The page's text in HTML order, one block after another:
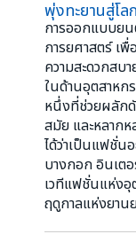
พุ่งทะยานสู่โล
การออกแบบย
การยศาสตร์ เ
ความสะดวกส
ในด้านอุตสาหก
หนึ่งที่ช่วยผลัก
สมัย และหลาก
ได้ว่าเป็นแฟชั่น
บางกอก อินเต
เวทีแฟชั่นแห่งอุ
ฤดูกาลแห่งยาน